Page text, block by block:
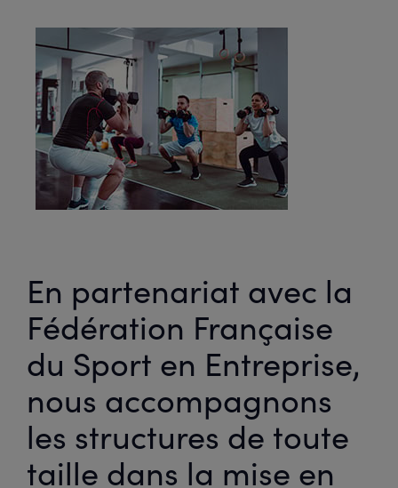
En partenariat avec la
Fédération Française
du Sport en Entreprise,
nous accompagnons
les structures de toute
taille dans la mise en